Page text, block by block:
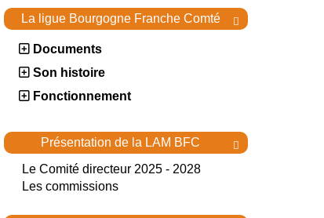

La ligue Bourgogne Franche Comté
Documents
Son histoire
Fonctionnement

Présentation de la LAM BFC
Le Comité directeur 2025 - 2028
Les commissions